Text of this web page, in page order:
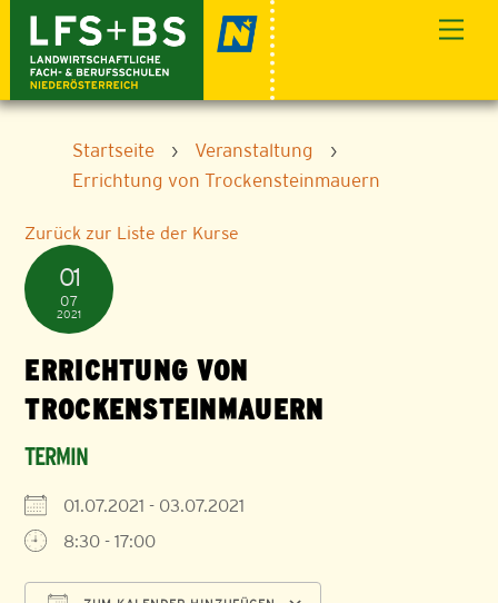
content
Startseite › Veranstaltung
›
Errichtung von Trockensteinmauern
Zurück zur Liste der Kurse
01
07
2021
ERRICHTUNG VON
TROCKENSTEINMAUERN
TERMIN
01.07.2021 - 03.07.2021
8:30 - 17:00